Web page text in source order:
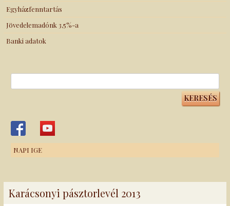
Egyházfenntartás
Jövedelemadónk 3,5%-a
Banki adatok
NAPI IGE
Karácsonyi pásztorlevél 2013